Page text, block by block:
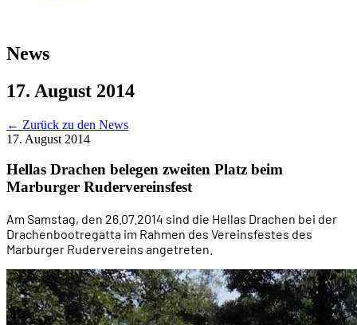
News
17. August 2014
← Zurück zu den News
17. August 2014
Hellas Drachen belegen zweiten Platz beim
Marburger Rudervereinsfest
Am Samstag, den 26.07.2014 sind die Hellas Drachen bei der
Drachenbootregatta im Rahmen des Vereinsfestes des
Marburger Rudervereins angetreten.